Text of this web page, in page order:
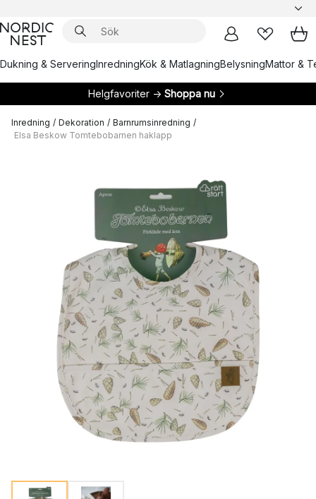
Dukning & ServeringInredningKök & MatlagningBelysningMattor &
Helgfavoriter → Shoppa nu
Inredning / Dekoration / Barnrumsinredning /
Elsa Beskow Tomtebobarnen haklapp